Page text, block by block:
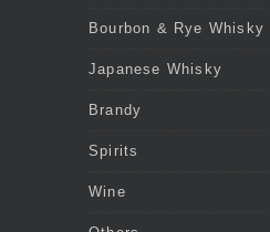
Bourbon & Rye Whisky
Japanese Whisky
Brandy
Spirits
Wine